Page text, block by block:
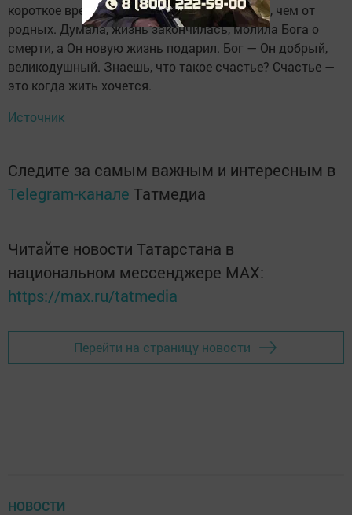
короткое время получила внимания больше, чем от
родных. Думала, жизнь закончилась, молила Бога о
смерти, а Он новую жизнь подарил. Бог — Он добрый,
великодушный. Знаешь, что такое счастье? Счастье —
это когда жить хочется.
Источник
Следите за самым важным и интересным в
Telegram-канале Татмедиа
Читайте новости Татарстана в
национальном мессенджере MАХ:
https://max.ru/tatmedia
Перейти на страницу новости
НОВОСТИ